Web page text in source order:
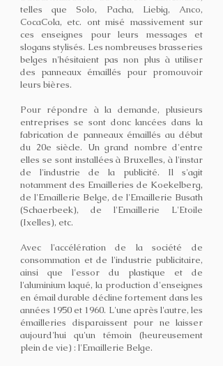
telles que Solo, Pacha, Liebig, Anco,
CocaCola, etc. ont misé massivement sur
ces enseignes pour leurs messages et
slogans stylisés. Les nombreuses brasseries
belges n'hésitaient pas non plus à utiliser
des panneaux émaillés pour promouvoir
leurs bières.
Pour répondre à la demande, plusieurs
entreprises se sont donc lancées dans la
fabrication de panneaux émaillés au début
du 20e siècle. Un grand nombre d'entre
elles se sont installées à Bruxelles, à l'instar
de l'industrie de la publicité. Il s'agit
notamment des Emailleries de Koekelberg,
de l'Emaillerie Belge, de l'Emaillerie Busath
(Schaerbeek), de l'Emaillerie L'Etoile
(Ixelles), etc.
Avec l'accélération de la société de
consommation et de l'industrie publicitaire,
ainsi que l'essor du plastique et de
l'aluminium laqué, la production d'enseignes
en émail durable décline fortement dans les
années 1950 et 1960. L'une après l'autre, les
émailleries disparaissent pour ne laisser
aujourd'hui qu'un témoin (heureusement
plein de vie) : l'Emaillerie Belge.